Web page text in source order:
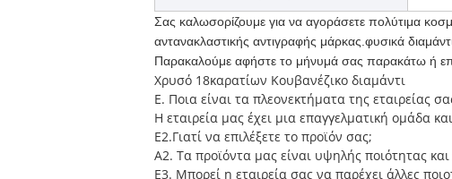
Σας καλωσορίζουμε για να αγοράσετε πολύτιμα
αντανακλαστικής αντιγραφής μάρκας.φυσικά
Παρακαλούμε αφήστε το μήνυμά σας παρακάτω ή
Χρυσό 18καρατίων Κουβανέζικο διαμάντι
Ε. Ποια είναι τα πλεονεκτήματα της εταιρείας
Η εταιρεία μας έχει μια επαγγελματική ομάδα
Ε2.Γιατί να επιλέξετε το προϊόν σας;
Α2. Τα προϊόντα μας είναι υψηλής ποιότητας
Ε3. Μπορεί η εταιρεία σας να παρέχει άλλες